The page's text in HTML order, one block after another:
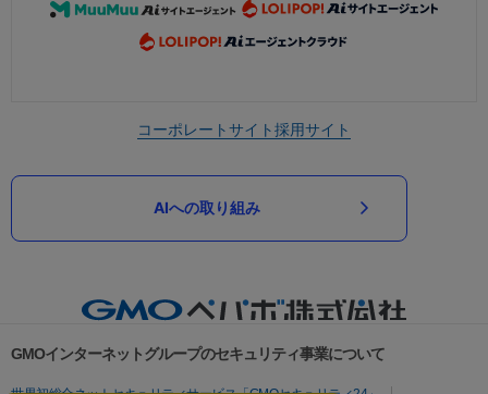
コーポレートサイト採用サイト
AIへの取り組み
GMOインターネットグループのセキュリティ事業について